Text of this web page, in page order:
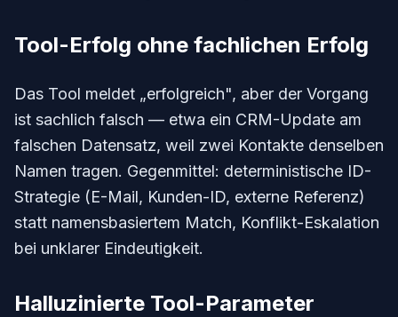
Tool-Erfolg ohne fachlichen Erfolg
Das Tool meldet „erfolgreich", aber der Vorgang
ist sachlich falsch — etwa ein CRM-Update am
falschen Datensatz, weil zwei Kontakte denselben
Namen tragen. Gegenmittel: deterministische ID-
Strategie (E-Mail, Kunden-ID, externe Referenz)
statt namensbasiertem Match, Konflikt-Eskalation
bei unklarer Eindeutigkeit.
Halluzinierte Tool-Parameter